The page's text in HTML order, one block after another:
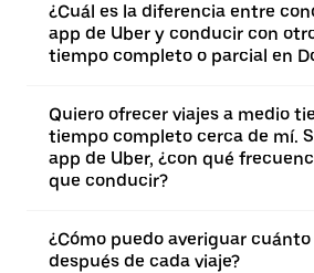
¿Cuál es la diferencia entre
app de Uber y conducir con
tiempo completo o parcial en
Quiero ofrecer viajes a medio
tiempo completo cerca de mí.
app de Uber, ¿con qué
que conducir?
¿Cómo puedo averiguar
después de cada viaje?